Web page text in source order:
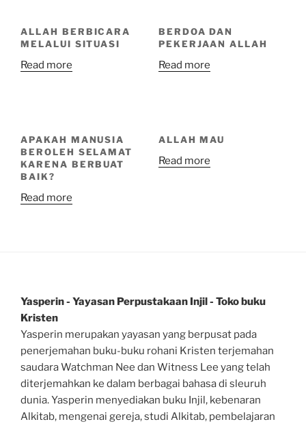
ALLAH BERBICARA
MELALUI SITUASI
Read more
BERDOA DAN
PEKERJAAN ALLAH
Read more
APAKAH MANUSIA
BEROLEH SELAMAT
KARENA BERBUAT
BAIK?
Read more
ALLAH MAU
Read more
Yasperin - Yayasan Perpustakaan Injil - Toko buku
Kristen
Yasperin merupakan yayasan yang berpusat pada
penerjemahan buku-buku rohani Kristen terjemahan
saudara Watchman Nee dan Witness Lee yang telah
diterjemahkan ke dalam berbagai bahasa di sleuruh
dunia. Yasperin menyediakan buku Injil, kebenaran
Alkitab, mengenai gereja, studi Alkitab, pembelajaran